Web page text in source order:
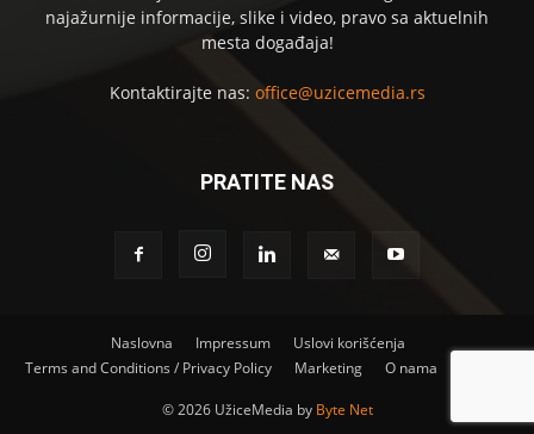
najažurnije informacije, slike i video, pravo sa aktuelnih
mesta događaja!
Kontaktirajte nas: office@uzicemedia.rs
PRATITE NAS
Naslovna Impressum
Uslovi korišćenja
Terms and Conditions / Privacy Policy
Marketing O nama
©2026 UžiceMedia by Byte Net